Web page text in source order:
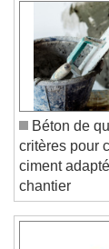
Béton de
critères pour
ciment adapté
chantier